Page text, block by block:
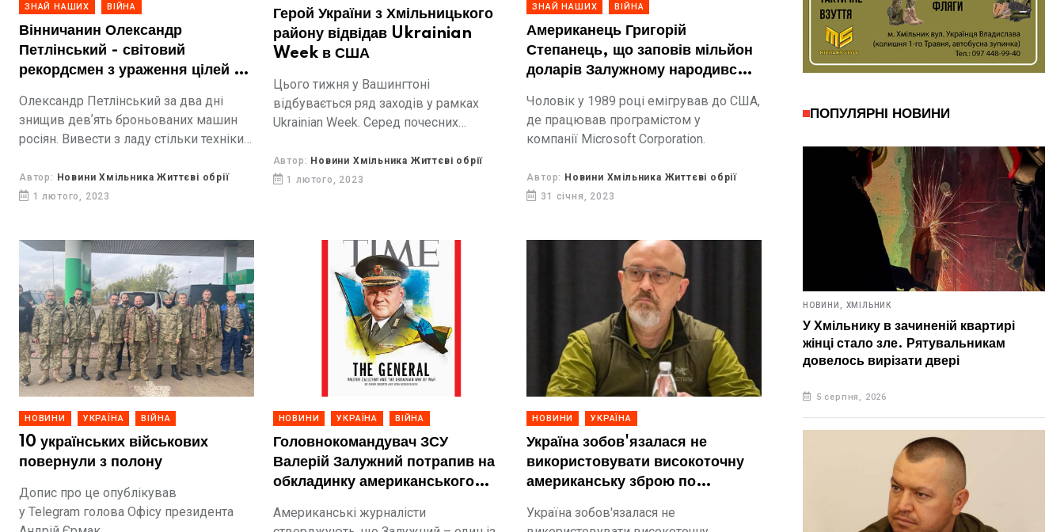
ЗНАЙ НАШИХ
ВІЙНА
Вінничанин Олександр
Петлінський - світовий
рекордсмен з ураження цілей з
Олександр Петлінський за два дні
знищив девʼять броньованих машин
росіян. Вивести з ладу стільки техніки
вдавалося нікому іншому в світі.
Автор: Новини Хмільника Життєві обрії
1 лютого, 2023
Герой України з Хмільницького
району відвідав Ukrainian
Week в США
Цього тижня у Вашингтоні
відбувається ряд заходів у рамках
Ukrainian Week. Серед почесних
Фінашин “Фін” з Козятина
Хмільницького району.
Автор: Новини Хмільника Життєві обрії
1 лютого, 2023
ЗНАЙ НАШИХ
ВІЙНА
Американець Григорій
Степанець, що заповів мільйон
доларів Залужному народився у
Чоловік у 1989 році емігрував до США,
де працював програмістом у
компанії Microsoft Corporation.
Автор: Новини Хмільника Життєві обрії
31 січня, 2023
НОВИНИ УКРАЇНА ВІЙНА
10 українських військових
повернули з полону
Допис про це опублікував
у Telegram голова Офісу президента
НОВИНИ УКРАЇНА ВІЙНА
Головнокомандувач ЗСУ
Валерій Залужний потрапив на
обкладинку американського
Американські журналісти
НОВИНИ УКРАЇНА
Україна зобов'язалася не
використовувати високоточну
американську зброю по
Україна зобов'язалася не
ПОПУЛЯРНІ НОВИНИ
НОВИНИ, ХМІЛЬНИК
У Хмільнику в зачиненій квартирі
жінці стало зле. Рятувальникам
довелось вирізати двері
5 серпня, 2026